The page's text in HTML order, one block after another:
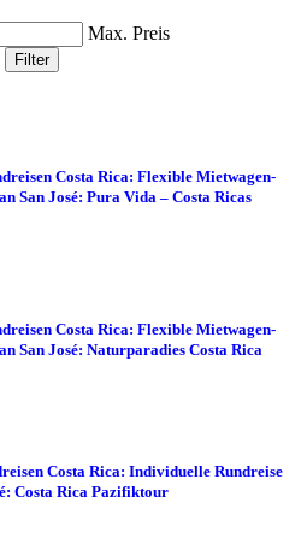
Max. Preis
Filter
Costa Rica: Flexible Mietwagen-
San José: Pura Vida – Costa Ricas
Costa Rica: Flexible Mietwagen-
San José: Naturparadies Costa Rica
Costa Rica: Individuelle Rundreise
Costa Rica Pazifiktour